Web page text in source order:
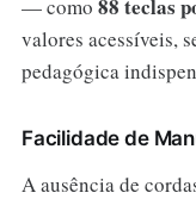
— como 88 teclas
valores acessíveis,
pedagógica
Facilidade de
A ausência de